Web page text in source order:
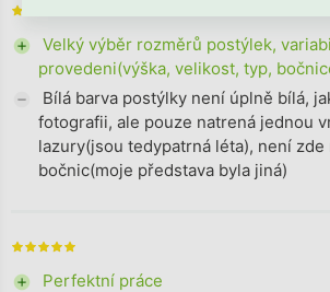
+ Velký výběr rozměrů postýlek,
provedeni(výška, velikost, typ,
- Bílá barva postýlky není úplně bílá,
fotografii, ale pouze natrená jednou
lazury(jsou tedypatrná léta), není zde
bočnic(moje představa byla jiná)
The store rating is 5 out of 5 stars.
+ Perfektní práce